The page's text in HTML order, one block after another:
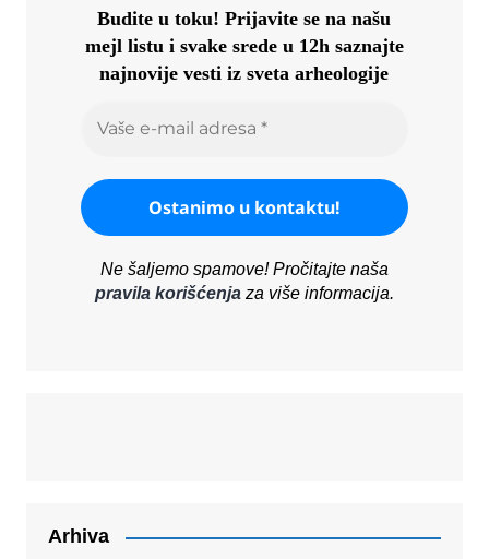
Budite u toku!Prijavite se na našu
mejl listu i svake srede u 12h saznajte
najnovije vesti iz sveta arheologije
Ne šaljemo spamove! Pročitajte naša
pravila korišćenjaza više informacija.
Arhiva